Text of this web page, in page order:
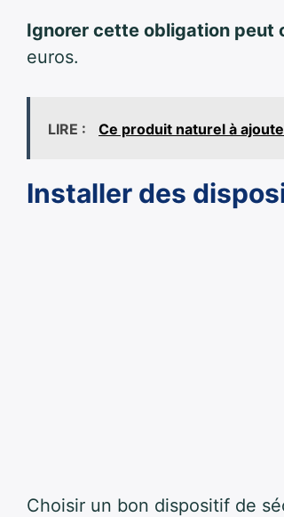
Ignorer cette obligation peut
euros.
LIRE : Ce produit naturel à
Installer des
Choisir un bon dispositif de